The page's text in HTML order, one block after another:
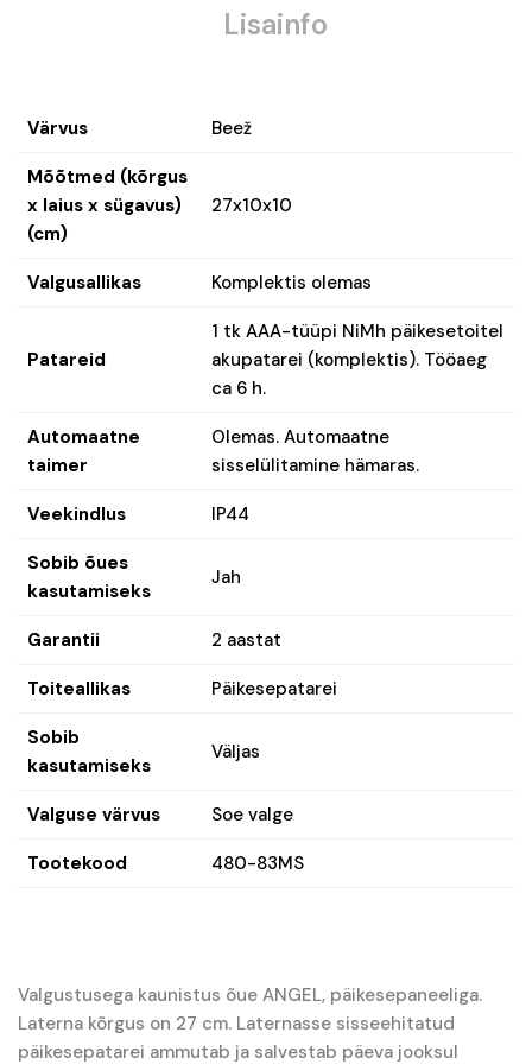
Lisainfo
Värvus Beež
Mõõtmed (kõrgus
x laius x sügavus)
(cm)
27x10x10
Valgusallikas Komplektis olemas
Patareid
1 tk AAA-tüüpi NiMh päikesetoitel
akupatarei (komplektis). Tööaeg
ca 6 h.
Automaatne
taimer
Olemas. Automaatne
sisselülitamine hämaras.
Veekindlus IP44
Sobib õues
kasutamiseks
Jah
Garantii 2 aastat
Toiteallikas Päikesepatarei
Sobib
kasutamiseks
Väljas
Valguse värvus Soe valge
Tootekood 480-83MS
Valgustusega kaunistus õue ANGEL, päikesepaneeliga.
Laterna kõrgus on 27 cm. Laternasse sisseehitatud
päikesepatarei ammutab ja salvestab päeva jooksul